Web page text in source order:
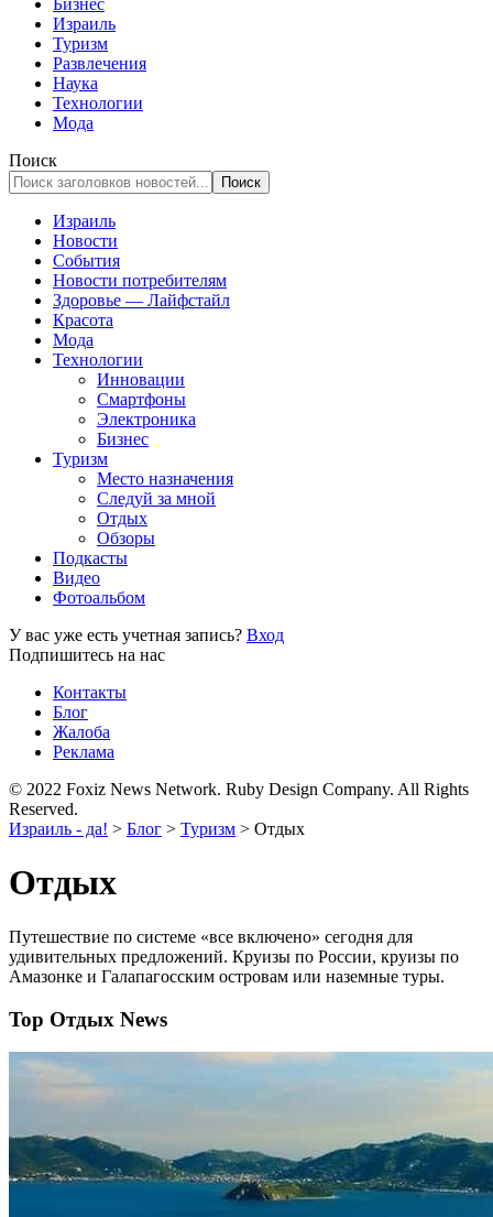
Бизнес
Израиль
Туризм
Развлечения
Наука
Технологии
Мода
Поиск
Израиль
Новости
События
Новости потребителям
Здоровье — Лайфстайл
Красота
Мода
Технологии
Инновации
Смартфоны
Электроника
Бизнес
Туризм
Место назначения
Следуй за мной
Отдых
Обзоры
Подкасты
Видео
Фотоальбом
У вас уже есть учетная запись? Вход
Подпишитесь на нас
Контакты
Блог
Жалоба
Реклама
© 2022 Foxiz News Network. Ruby Design Company. All Rights
Reserved.
Израиль - да! > Блог > Туризм > Отдых
Отдых
Путешествие по системе «все включено» сегодня для
удивительных предложений. Круизы по России, круизы по
Амазонке и Галапагосским островам или наземные туры.
Top Отдых News